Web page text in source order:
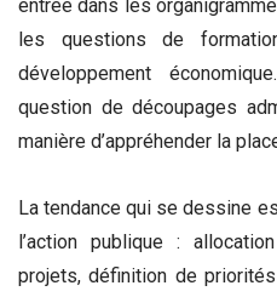
entrée dans les
les questions de
développement
question de découpages
manière d’appréhender la
La tendance qui se dessine
l’action publique :
projets, définition de